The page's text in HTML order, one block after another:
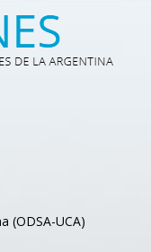
(ODSA-UCA)